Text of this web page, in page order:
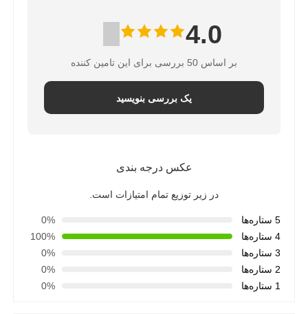
4.0
بر اساس 50 بررسی برای این تامین کننده
یک بررسی بنویسید
عکس درجه بندی
در زیر توزیع تمام امتیازات است.
5 ستاره‌ها
0%
4 ستاره‌ها
100%
3 ستاره‌ها
0%
2 ستاره‌ها
0%
1 ستاره‌ها
0%